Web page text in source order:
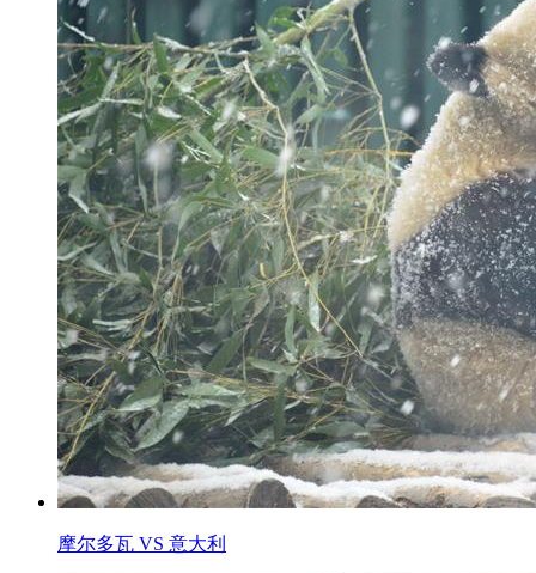
摩尔多瓦 VS 意大利